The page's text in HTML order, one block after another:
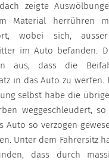
zeigte
Material herrühren
wobei sich,
im Auto befanden.
aus, dass die
in das Auto zu werfen.
selbst habe die
weggeschleudert, so
so verzogen
Unter dem Fahrersitz
dass durch